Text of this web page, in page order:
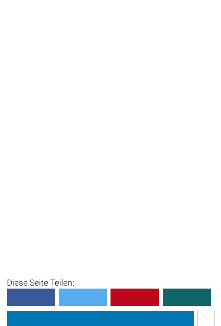
Diese Seite Teilen: